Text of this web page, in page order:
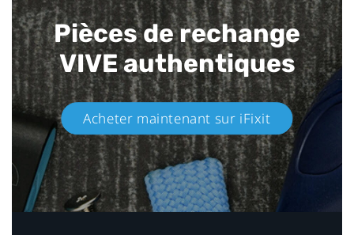
Pièces de rechange
VIVE authentiques​
Acheter maintenant sur iFixit​